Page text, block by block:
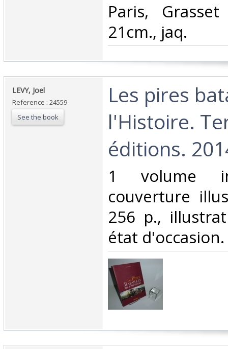
‎Paris,
21cm., jaq.‎
‎LEVY, Joel‎
Reference : 24559
See the book
‎Les pires
l'Histoire.
éditions.
‎1 volume
couverture
256 p.,
état d'occasion. ‎